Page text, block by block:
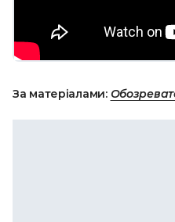
За матеріалами: